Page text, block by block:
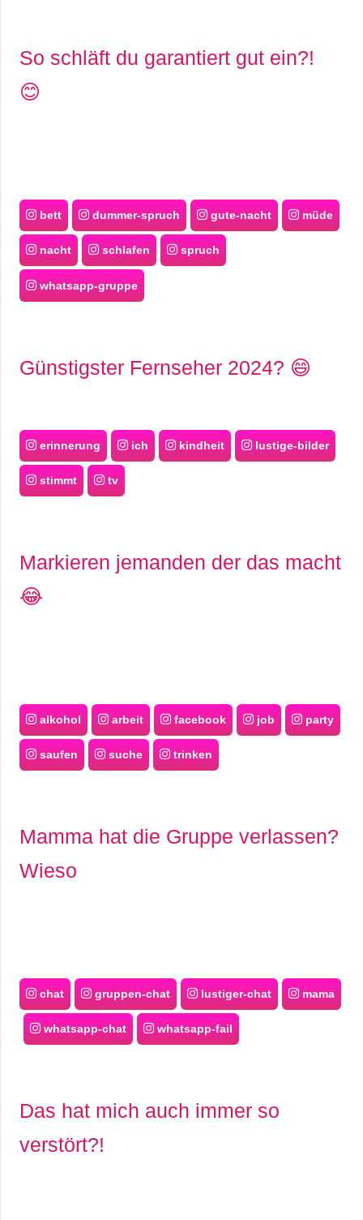
So schläft du garantiert gut ein?!
😊
bett dummer-spruch gute-nacht müde
nacht schlafen spruch
whatsapp-gruppe
Günstigster Fernseher 2024? 😄
erinnerung ich kindheit lustige-bilder
stimmt tv
Markieren jemanden der das macht
😂
alkohol arbeit facebook job party
saufen suche trinken
Mamma hat die Gruppe verlassen?
Wieso
chat gruppen-chat lustiger-chat mama
whatsapp-chat whatsapp-fail
Das hat mich auch immer so
verstört?!